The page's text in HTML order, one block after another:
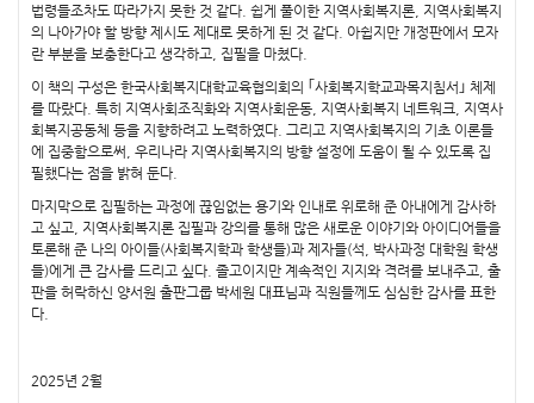
법령들조차도 따라가지 못한 것 같다. 쉽게 풀이한 지역사회복지론, 지역사회복지
의 나아가야 할 방향 제시도 제대로 못하게 된 것 같다. 아쉽지만 개정판에서 모자
란 부분을 보충한다고 생각하고, 집필을 마쳤다.
이 책의 구성은 한국사회복지대학교육협의회의 ｢사회복지학교과목지침서｣ 체제
를 따랐다. 특히 지역사회조직화와 지역사회운동, 지역사회복지 네트워크, 지역사
회복지공동체 등을 지향하려고 노력하였다. 그리고 지역사회복지의 기초 이론들
에 집중함으로써, 우리나라 지역사회복지의 방향 설정에 도움이 될 수 있도록 집
필했다는 점을 밝혀 둔다.
마지막으로 집필하는 과정에 끊임없는 용기와 인내로 위로해 준 아내에게 감사하
고 싶고, 지역사회복지론 집필과 강의를 통해 많은 새로운 이야기와 아이디어들을
토론해 준 나의 아이들(사회복지학과 학생들)과 제자들(석, 박사과정 대학원 학생
들)에게 큰 감사를 드리고 싶다. 졸고이지만 계속적인 지지와 격려를 보내주고, 출
판을 허락하신 양서원 출판그룹 박세원 대표님과 직원들께도 심심한 감사를 표한
다.
2025년 2월